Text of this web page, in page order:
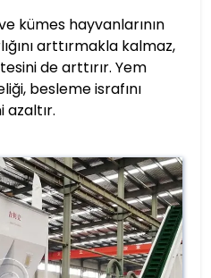
kümes hayvanlarının
arttırmakla kalmaz,
de arttırır. Yem
besleme israfını
azaltır.